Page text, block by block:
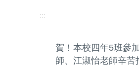
:::
賀！本校四年5班參
師、江淑怡老師辛苦